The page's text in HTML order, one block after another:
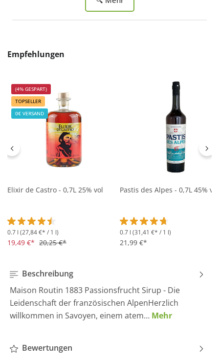
Produktgalerie überspringen
Empfehlungen
(4% GESPART)
TOPSELLER
0€ VERSAND
Elixir de Castro - 0,7L 25% vol
Durchschnittliche Bewertung von 4.5 von 5 Sternen
0.7 l (27,84 €* / 1 l)
19,49 €* 20,25 €*
Pastis des Alpes - 0,7L 45% vol
Durchschnittliche
0.7 l (31,41 €* / 1 l)
21,99 €*
Beschreibung
Maison Routin 1883 Passionsfrucht Sirup - Die
Leidenschaft der französischen AlpenHerzlich
willkommen in Savoyen, einem atem… Mehr
Bewertungen